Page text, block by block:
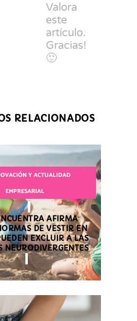
Valora
este
artículo.
Gracias!
🙂
RELACIONADOS
Y ACTUALIDAD
EMPRESARIAL
AFIRMA
DE VESTIR EN
EXCLUIR A LAS
NEURODIVERGENTES